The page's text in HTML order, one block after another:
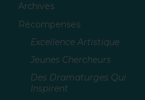
Archives
Récompenses
Excellence Artistique
Jeunes Chercheurs
Des Dramaturges Qui
Inspirent